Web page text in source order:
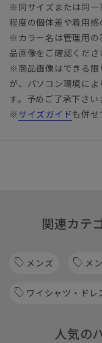
※同サイズまたは同
程度の個体差や着用感
※カラー名は管理用の
品画像をご確認くださ
※商品画像はできる限
が、パソコン環境に
す。予めご了承下さい
※ サイズガイドも併せ
関連カテ
メンズ メ
ワイシャツ・ド
人気の